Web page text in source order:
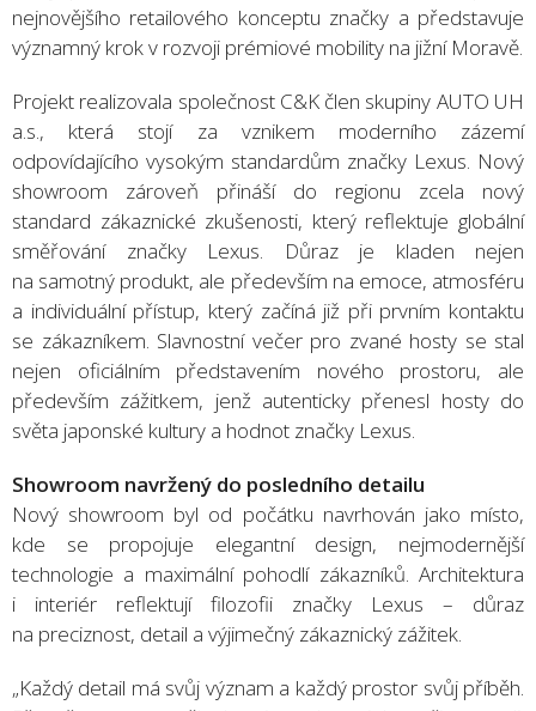
nejnovějšího retailového konceptu značky a představuje
významný krok v rozvoji prémiové mobility na jižní Moravě.
Projekt realizovala společnost C&K člen skupiny AUTO UH
a.s., která stojí za vznikem moderního zázemí
odpovídajícího vysokým standardům značky Lexus. Nový
showroom zároveň přináší do regionu zcela nový
standard zákaznické zkušenosti, který reflektuje globální
směřování značky Lexus. Důraz je kladen nejen
na samotný produkt, ale především na emoce, atmosféru
a individuální přístup, který začíná již při prvním kontaktu
se zákazníkem. Slavnostní večer pro zvané hosty se stal
nejen oficiálním představením nového prostoru, ale
především zážitkem, jenž autenticky přenesl hosty do
světa japonské kultury a hodnot značky Lexus.
Showroom navržený do posledního detailu
Nový showroom byl od počátku navrhován jako místo,
kde se propojuje elegantní design, nejmodernější
technologie a maximální pohodlí zákazníků. Architektura
i interiér reflektují filozofii značky Lexus – důraz
na preciznost, detail a výjimečný zákaznický zážitek.
„Každý detail má svůj význam a každý prostor svůj příběh.